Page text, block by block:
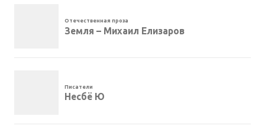
Отечественная проза
Земля – Михаил Елизаров
Писатели
Несбё Ю